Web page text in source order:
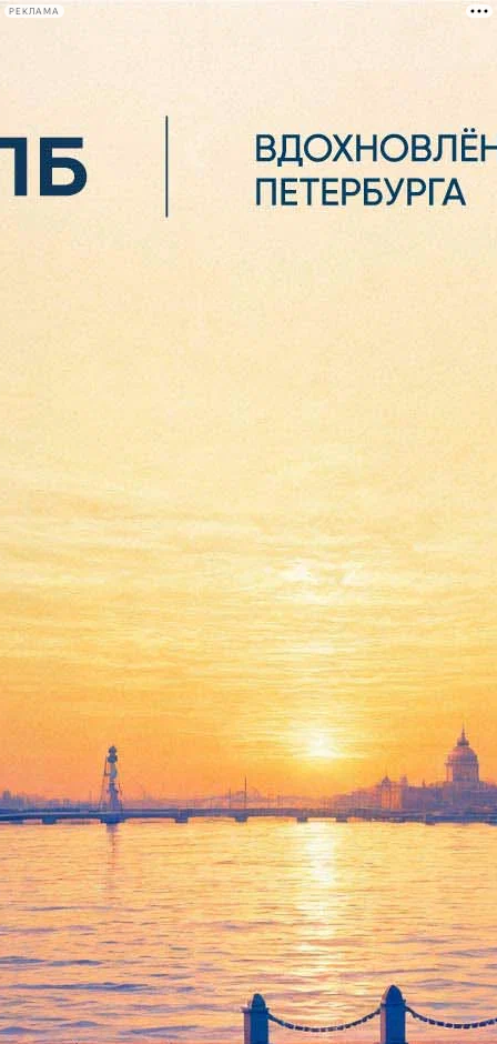
РЕКЛАМА
Сегодня:
Высосано из пальцев
22 декабря 2011, четверг-15 января 2012, воскресенье
Версия для печати
Все выставки